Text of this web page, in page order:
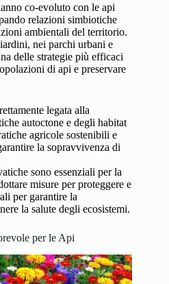
co-evoluto con le api
relazioni simbiotiche
ambientali del territorio.
nei parchi urbani e
delle strategie più efficaci
di api e preservare
legata alla
autoctone e degli habitat
agricole sostenibili e
la sopravvivenza di
sono essenziali per la
misure per proteggere e
per garantire la
la salute degli ecosistemi.
per le Api